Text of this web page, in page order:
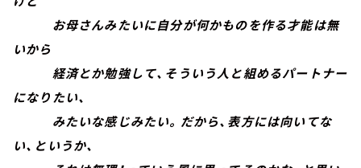
お母さんみたいに自分が何かものを作る才能は無
いから
経済とか勉強して、そういう人と組めるパートナー
になりたい、
みたいな感じみたい。だから、表方には向いてな
い、というか、